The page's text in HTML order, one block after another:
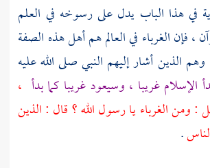
في هذا الباب يدل على رسوخه في العلم
، فإن الغرباء في العالم هم أهل هذه الصفة
وهم الذين أشار إليهم النبي صلى الله عليه
الإسلام غريبا ، وسيعود غريبا كما بدأ ،
: ومن الغرباء يا رسول الله ؟ قال : الذين
.